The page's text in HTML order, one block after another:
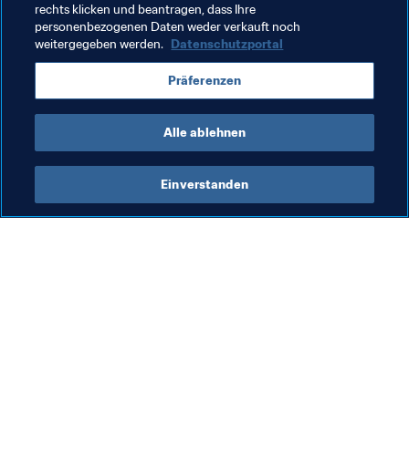
Fans dank eines neuen Wahlverfahrens mehr als jemals
zuvor und ihre Stimmen zählten, um die besten Spieler
und Trainer 2016 sowohl im Männer- als auch im
Frauenfussball zu finden. Zudem wurde erstmals der
neue FIFA-Fanpreis verliehen, der eine herausragende
Aktion von den Anhängern würdigen soll.
rechts klicken und beantragen, dass Ihre
personenbezogenen Daten weder verkauft noch
weitergegeben werden. Datenschutzportal
Präferenzen
Alle ablehnen
Einverstanden